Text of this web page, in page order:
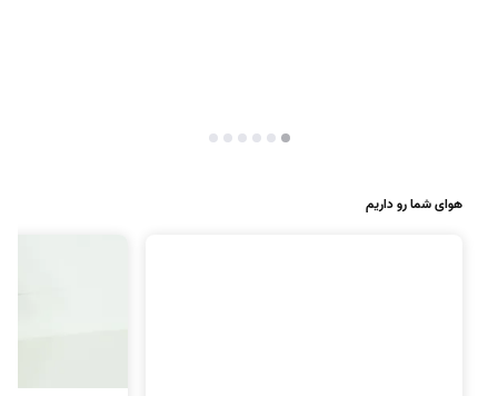
هوای شما رو داریم